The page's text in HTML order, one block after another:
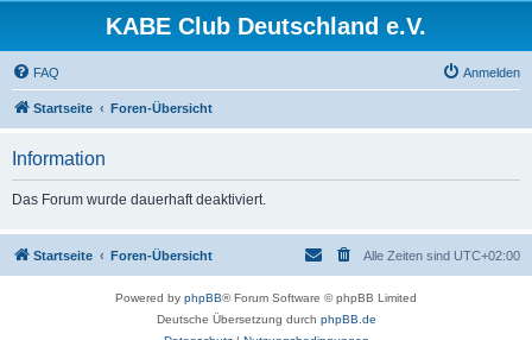
KABE Club Deutschland e.V.
FAQ Anmelden
Startseite Foren-Übersicht
Information
Das Forum wurde dauerhaft deaktiviert.
Startseite Foren-Übersicht Alle Zeiten sind UTC+02:00
Powered by phpBB® Forum Software © phpBB Limited
Deutsche Übersetzung durch phpBB.de